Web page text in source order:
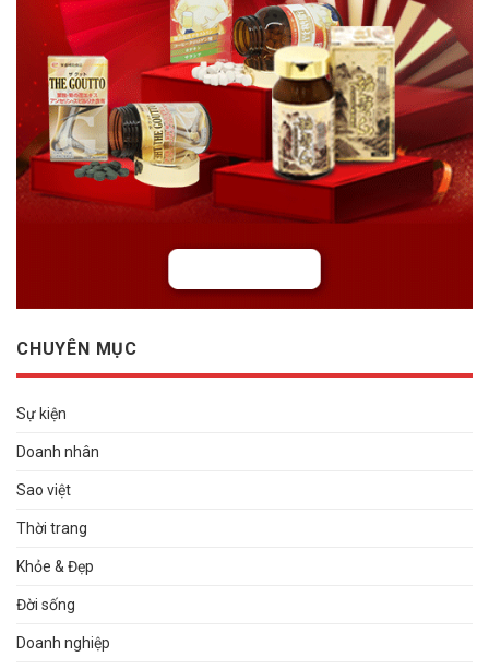
CHUYÊN MỤC
Sự kiện
Doanh nhân
Sao việt
Thời trang
Khỏe & Đẹp
Đời sống
Doanh nghiệp